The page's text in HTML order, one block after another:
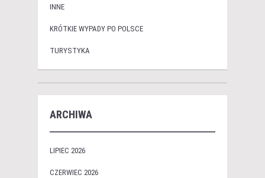
INNE
KRÓTKIE WYPADY PO POLSCE
TURYSTYKA
ARCHIWA
LIPIEC 2026
CZERWIEC 2026